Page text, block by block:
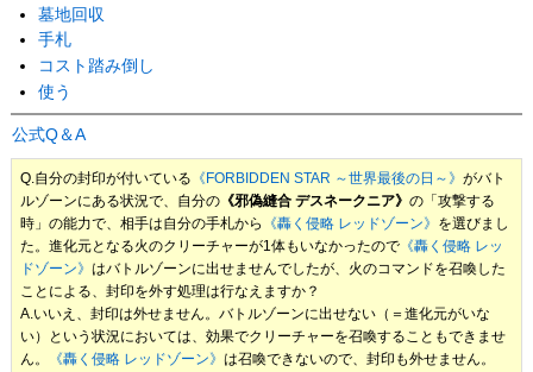
墓地回収
手札
コスト踏み倒し
使う
公式Q＆A
Q.自分の封印が付いている 《FORBIDDEN STAR ～世界最後の日～》がバト
ルゾーンにある状況で、自分の 《邪偽縫合 デスネークニア》の「攻撃する
時」の能力で、相手は自分の手札から
《轟く侵略 レッドゾーン》 を選びまし
た。進化元となる火のクリーチャーが1体もいなかったので 《轟く侵略 レッ
ドゾーン》はバトルゾーンに出せませんでしたが、火のコマンドを召喚した
ことによる、封印を外す処理は行なえますか？
A.いいえ、封印は外せません。バトルゾーンに出せない（＝進化元がいな
い）という状況においては、効果でクリーチャーを召喚することもできませ
ん。
《轟く侵略 レッドゾーン》は召喚できないので、封印も外せません。